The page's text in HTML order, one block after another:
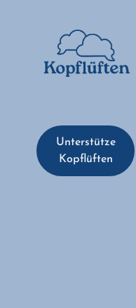
Unterstütze
Kopflüften